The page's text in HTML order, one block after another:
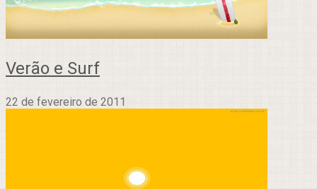
Verão e Surf
22 de fevereiro de 2011